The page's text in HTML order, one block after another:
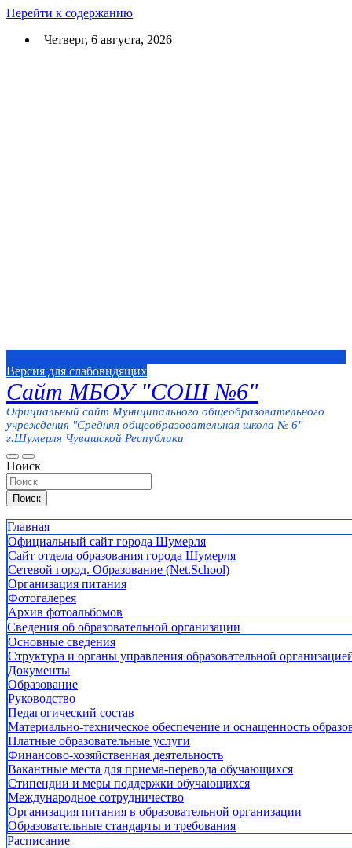
Перейти к содержанию
Четверг, 6 августа, 2026
Версия для слабовидящих
Сайт МБОУ "СОШ №6"
Официальный сайт Муниципального общеобразовательного
учреждения "Средняя общеобразовательная школа № 6"
г.Шумерля Чувашской Республики
Поиск
Поиск
Главная
Официальный сайт города Шумерля
Сайт отдела образования города Шумерля
Сетевой город. Образование (Net.School)
Организация питания
Фотогалерея
Архив фотоальбомов
Сведения об образовательной организации
Основные сведения
Структура и органы управления образовательной
Документы
Образование
Руководство
Педагогический состав
Материально-техническое обеспечение и оснащенность
Платные образовательные услуги
Финансово-хозяйственная деятельность
Вакантные места для приема-перевода обучающихся
Стипендии и меры поддержки обучающихся
Международное сотрудничество
Организация питания в образовательной организации
Образовательные стандарты и требования
Расписание